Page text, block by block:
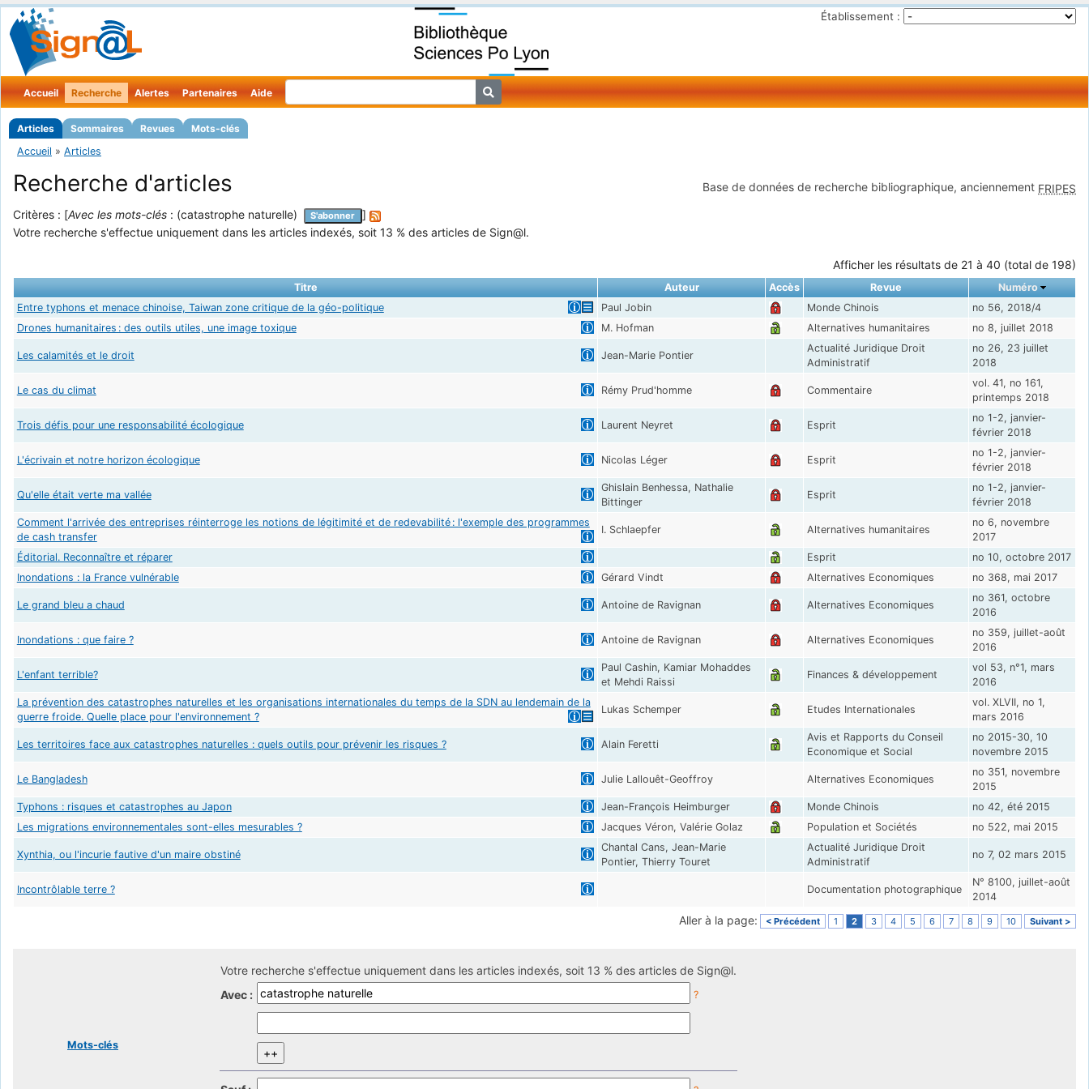
Établissement :
Accueil Recherche
Articles Sommaires Revues Mots-clés
Alertes Partenaires Aide
Accueil » Articles
Base de données de recherche bibliographique, anciennement FRIPES
Recherche d'articles
Critères : [Avec les mots-clés : (catastrophe naturelle) S'abonner
]
Votre recherche s'effectue uniquement dans les articles indexés, soit 13 % des articles de Sign@l.
Afficher les résultats de 21 à 40 (total de 198)
Titre Auteur Accès Revue
Numéro
Entre typhons et menace chinoise, Taiwan zone critique de la géo-politique
Paul Jobin Monde Chinois
no 56, 2018/4
Drones humanitaires : des outils utiles, une image toxique
M. Hofman Alternatives humanitaires no 8, juillet 2018
Les calamités et le droit Jean-Marie Pontier
Actualité Juridique Droit
Administratif
no 26, 23 juillet
2018
Le cas du climat Rémy Prud'homme Commentaire
vol. 41, no 161,
printemps 2018
Trois défis pour une responsabilité écologique Laurent Neyret Esprit
no 1-2, janvier-
février 2018
L'écrivain et notre horizon écologique Nicolas Léger Esprit
no 1-2, janvier-
février 2018
Qu'elle était verte ma vallée
Ghislain Benhessa, Nathalie
Bittinger
Esprit
no 1-2, janvier-
février 2018
Comment l'arrivée des entreprises réinterroge les notions de légitimité et de redevabilité : l'exemple des programmes
de cash transfer
I. Schlaepfer Alternatives humanitaires
no 6, novembre
2017
Éditorial. Reconnaître et réparer
Esprit
no 10, octobre 2017
Inondations : la France vulnérable
Gérard Vindt Alternatives Economiques no 368, mai 2017
Le grand bleu a chaud Antoine de Ravignan Alternatives Economiques
no 361, octobre
2016
Inondations : que faire ? Antoine de Ravignan Alternatives Economiques
no 359, juillet-août
2016
L'enfant terrible?
Paul Cashin, Kamiar Mohaddes
et Mehdi Raissi
Finances & développement
vol 53, n°1, mars
2016
La prévention des catastrophes naturelles et les organisations internationales du temps de la SDN au lendemain de la
guerre froide. Quelle place pour l'environnement ?
Lukas Schemper Etudes Internationales
vol. XLVII, no 1,
mars 2016
Les territoires face aux catastrophes naturelles : quels outils pour prévenir les risques ? Alain Feretti
Avis et Rapports du Conseil
Economique et Social
no 2015-30, 10
novembre 2015
Le Bangladesh Julie Lallouêt-Geoffroy Alternatives Economiques
no 351, novembre
2015
Typhons : risques et catastrophes au Japon
Jean-François Heimburger Monde Chinois
no 42, été 2015
Les migrations environnementales sont-elles mesurables ?
Jacques Véron, Valérie Golaz Population et Sociétés no 522, mai 2015
Xynthia, ou l'incurie fautive d'un maire obstiné
Chantal Cans, Jean-Marie
Pontier, Thierry Touret
Actualité Juridique Droit
Administratif
no 7, 02 mars 2015
Incontrôlable terre ? Documentation photographique
N° 8100, juillet-août
2014
Aller à la page: < Précédent 1 2 3 4 5 6 7 8 9 10 Suivant >
Mots-clés
Votre recherche s'effectue uniquement dans les articles indexés, soit 13 % des articles de Sign@l.
Avec :
?